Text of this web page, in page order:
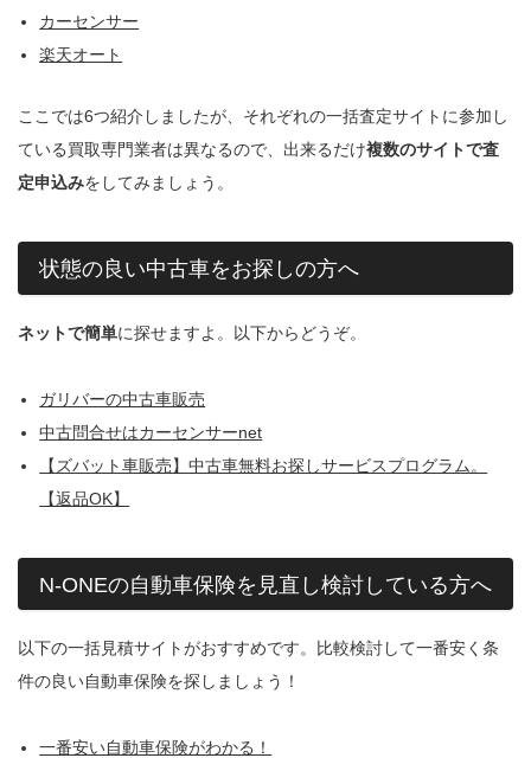
カーセンサー
楽天オート
ここでは6つ紹介しましたが、それぞれの一括査定サイトに参加し
ている買取専門業者は異なるので、出来るだけ複数のサイトで査
定申込みをしてみましょう。
状態の良い中古車をお探しの方へ
ネットで簡単に探せますよ。以下からどうぞ。
ガリバーの中古車販売
中古問合せはカーセンサーnet
【ズバット車販売】中古車無料お探しサービスプログラム。
【返品OK】
N-ONEの自動車保険を見直し検討している方へ
以下の一括見積サイトがおすすめです。比較検討して一番安く条
件の良い自動車保険を探しましょう！
一番安い自動車保険がわかる！